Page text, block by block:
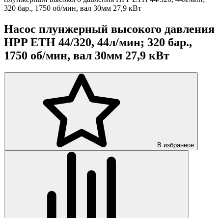
320 бар., 1750 об/мин, вал 30мм 27,9 кВт
Насос плунжерный высокого давления
HPP ETH 44/320, 44л/мин; 320 бар.,
1750 об/мин, вал 30мм 27,9 кВт
В избранное